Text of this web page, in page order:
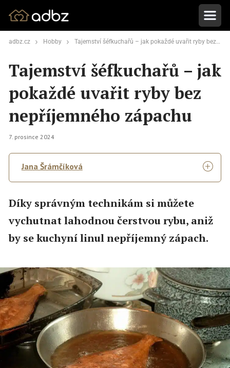
adbz.cz Hobby Tajemství šéfkuchařů – jak pokaždé uvařit ryby bez nepříjemného zápachu
Tajemství šéfkuchařů – jak
pokaždé uvařit ryby bez
nepříjemného zápachu
7. prosince 2024
Jana Šrámčíková
Díky správným technikám si můžete
vychutnat lahodnou čerstvou rybu, aniž
by se kuchyní linul nepříjemný zápach.